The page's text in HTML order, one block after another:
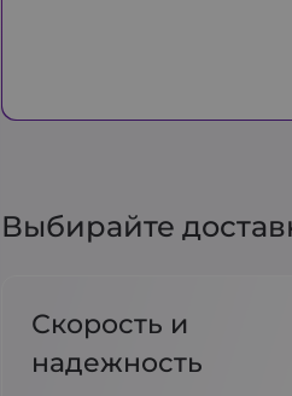
Выбирайте
Скорость и
надежность